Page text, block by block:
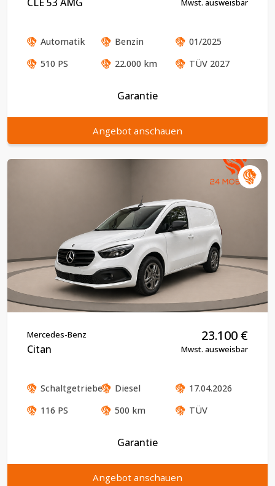
Mwst. ausweisbar
Automatik Benzin
01/2025
510 PS 22.000 km TÜV 2027
Garantie
Angebot anschauen
Mercedes-Benz
Citan
23.100 €
Mwst. ausweisbar
Schaltgetriebe Diesel
17.04.2026
116 PS 500 km TÜV
Garantie
Angebot anschauen